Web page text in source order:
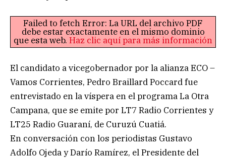
Failed to fetch Error: La URL del archivo PDF
debe estar exactamente en el mismo dominio
que esta web. Haz clic aquí para más información
El candidato a vicegobernador por la alianza ECO –
Vamos Corrientes, Pedro Braillard Poccard fue
entrevistado en la víspera en el programa La Otra
Campana, que se emite por LT7 Radio Corrientes y
LT25 Radio Guaraní, de Curuzú Cuatiá.
En conversación con los periodistas Gustavo
Adolfo Ojeda y Darío Ramírez, el Presidente del